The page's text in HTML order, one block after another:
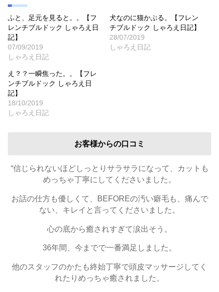
ふと、足元を見ると。。【フ
レンチブルドック しゃろえ日
記】
07/09/2019
しゃろえ日記
犬なのに猫かぶる。【フレン
チブルドック しゃろえ日記】
28/07/2019
しゃろえ日記
え？？一瞬焦った。。【フレ
ンチブルドック しゃろえ日
記】
18/10/2019
しゃろえ日記
お客様からの口コミ
“信じられないほどしっとりサラサラになって、カットも
めっちゃ丁寧にしてくださいました。
お話の仕方も優しくて、BEFOREの汚い癖毛も、痛んで
ない、キレイと言ってくださいました。
心の底から癒されすぎて涙出そう。
36年間、今までで一番満足しました。
他のスタッフのかたも終始丁寧で頭皮マッサージしてく
れたりめっちゃ癒されました。